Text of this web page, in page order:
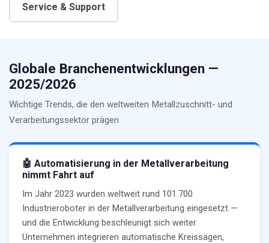
Service & Support
Globale Branchenentwicklungen —
2025/2026
Wichtige Trends, die den weltweiten Metallzuschnitt- und
Verarbeitungssektor prägen
🤖 Automatisierung in der Metallverarbeitung
nimmt Fahrt auf
Im Jahr 2023 wurden weltweit rund 101.700
Industrieroboter in der Metallverarbeitung eingesetzt —
und die Entwicklung beschleunigt sich weiter.
Unternehmen integrieren automatische Kreissägen,